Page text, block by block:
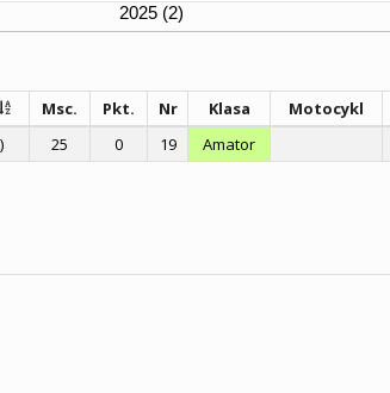
2025 (2)
Msc. Pkt. Nr Klasa Motocykl
25 0 19 Amator